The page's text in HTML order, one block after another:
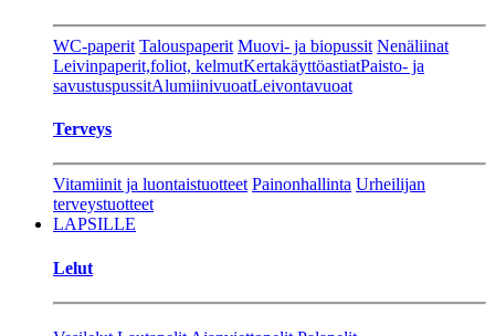
WC-paperit Talouspaperit Muovi- ja biopussit Nenäliinat
Leivinpaperit,foliot, kelmutKertakäyttöastiatPaisto- ja
savustuspussitAlumiinivuoatLeivontavuoat
Terveys
Vitamiinit ja luontaistuotteet Painonhallinta Urheilijan
terveystuotteet
LAPSILLE
Lelut